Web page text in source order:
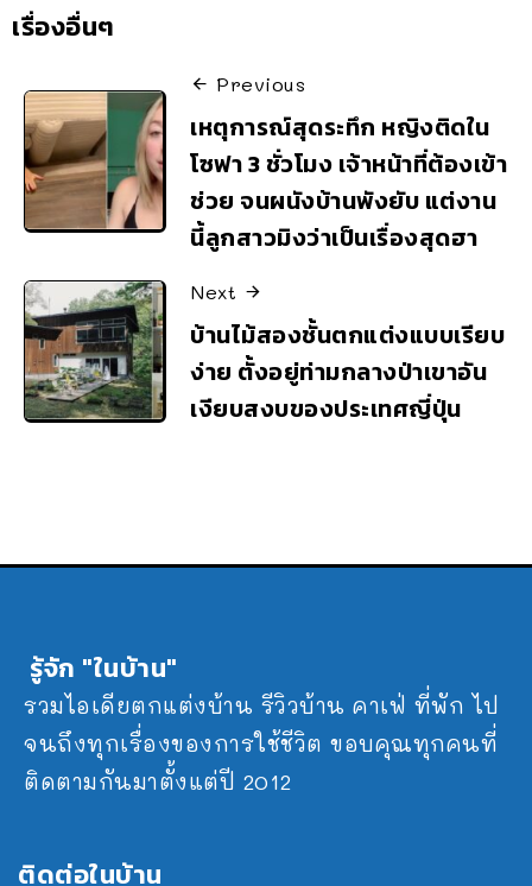
เรื่องอื่นๆ
Previous
เหตุการณ์สุดระทึก หญิงติดใน
โซฟา 3 ชั่วโมง เจ้าหน้าที่ต้องเข้า
ช่วย จนผนังบ้านพังยับ แต่งาน
นี้ลูกสาวมิงว่าเป็นเรื่องสุดฮา
Next
บ้านไม้สองชั้นตกแต่งแบบเรียบ
ง่าย ตั้งอยู่ท่ามกลางป่าเขาอัน
เงียบสงบของประเทศญี่ปุ่น
รู้จัก "ในบ้าน"
รวมไอเดียตกแต่งบ้าน รีวิวบ้าน คาเฟ่ ที่พัก ไป
จนถึงทุกเรื่องของการใช้ชีวิต ขอบคุณทุกคนที่
ติดตามกันมาตั้งแต่ปี 2012
ติดต่อในบ้าน